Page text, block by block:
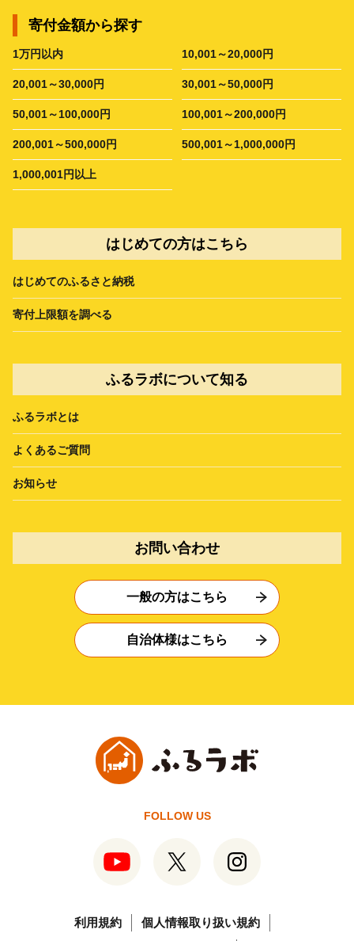
寄付金額から探す
1万円以内 10,001～20,000円
20,001～30,000円 30,001～50,000円
50,001～100,000円 100,001～200,000円
200,001～500,000円 500,001～1,000,000円
1,000,001円以上
はじめての方はこちら
はじめてのふるさと納税
寄付上限額を調べる
ふるラボについて知る
ふるラボとは
よくあるご質問
お知らせ
お問い合わせ
一般の方はこちら
自治体様はこちら
FOLLOW US
利用規約
個人情報取り扱い規約